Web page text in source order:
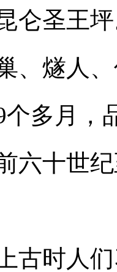
仑圣王
燧人、
个多月，
六十世
时人们